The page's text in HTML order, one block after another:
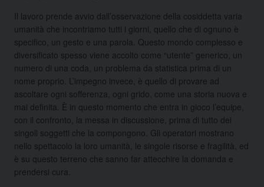
Il lavoro prende avvio dall’osservazione della cosiddetta varia
umanità che incontriamo tutti i giorni, quello che di ognuno è
specifico, un gesto e una parola. Questo mondo complesso e
diversificato spesso viene accolto come “utente” generico, un
numero di una coda, un problema da statistica prima di un
nome proprio. L’impegno invece, è quello di provare ad
ascoltare ogni sofferenza, ogni grido, come una storia nuova e
mai definita. È in questo momento che entra in gioco l’equipe,
con il confronto, la messa in discussione, prima di tutto dei
singoli soggetti che la compongono. Gli operatori mostrano
nello spettacolo la loro umanità, le singole risorse e fragilità, ed
è su questo terreno che sanno far attecchire la domanda e
prendersi cura.